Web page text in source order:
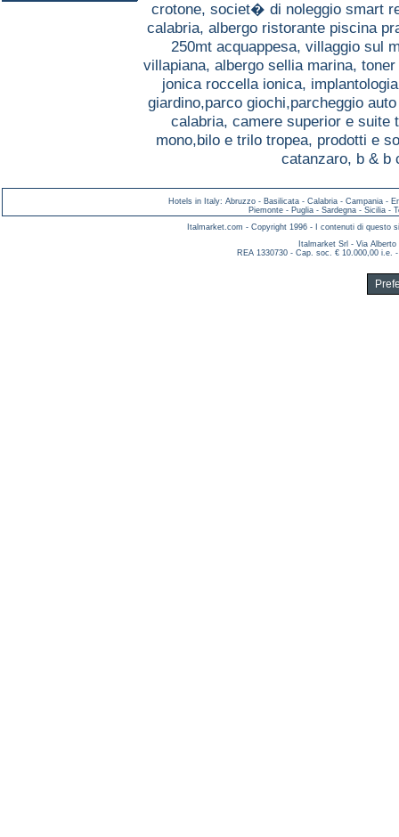
crotone, societ� di noleggio smart
calabria, albergo ristorante piscina
250mt acquappesa, villaggio sul
villapiana, albergo sellia marina,
jonica roccella ionica,
giardino,parco giochi,parcheggio
calabria, camere superior e suite
mono,bilo e trilo tropea, prodotti e
catanzaro, b & b
Hotels in Italy: Abruzzo - Basilicata - Calabria - Campania -
Piemonte- Puglia- Sardegna- Sicilia-
Italmarket.com - Copyright 1996 - I contenuti di questo
Italmarket Srl - Via
REA 1330730 - Cap. soc. € 10.000,00 i.e.